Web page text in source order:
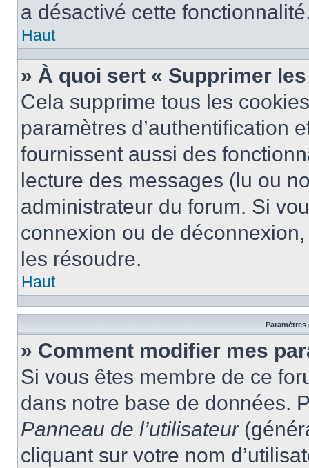
a désactivé cette
Haut
» À quoi sert « Supprimer
Cela supprime tous les
paramètres d’authentification
fournissent aussi des
lecture des messages (lu ou
administrateur du forum. Si
connexion ou de
les résoudre.
Haut
Paramètres
» Comment modifier mes
Si vous êtes membre de ce
dans notre base de données.
Panneau de l’utilisateur
cliquant sur votre nom